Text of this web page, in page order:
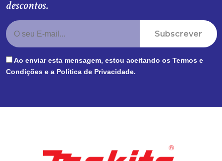
descontos.
Subscrever
Ao enviar esta mensagem, estou aceitando os Termos e
Condições e a Política de Privacidade.